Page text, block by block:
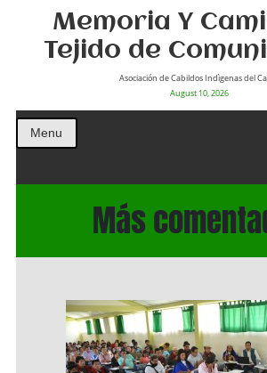
Memoria Y
Tejido de
Asociación de Cabildos Indìgenas del
August 10, 2026
Menu
Más